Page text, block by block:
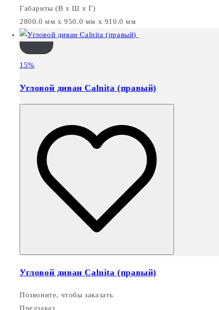
Габариты (В х Ш х Г)
2800.0 мм x 950.0 мм x 910.0 мм
15%
Угловой диван Calnita (правый)
Угловой диван Calnita (правый)
Позвоните, чтобы заказать
Предзаказ